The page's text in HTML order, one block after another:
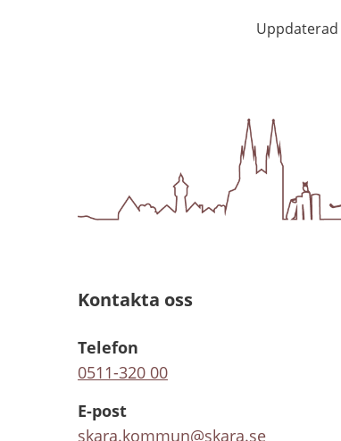
Uppdaterad
Kontakta oss
Telefon
0511-320 00
E-post
skara.kommun@skara.se